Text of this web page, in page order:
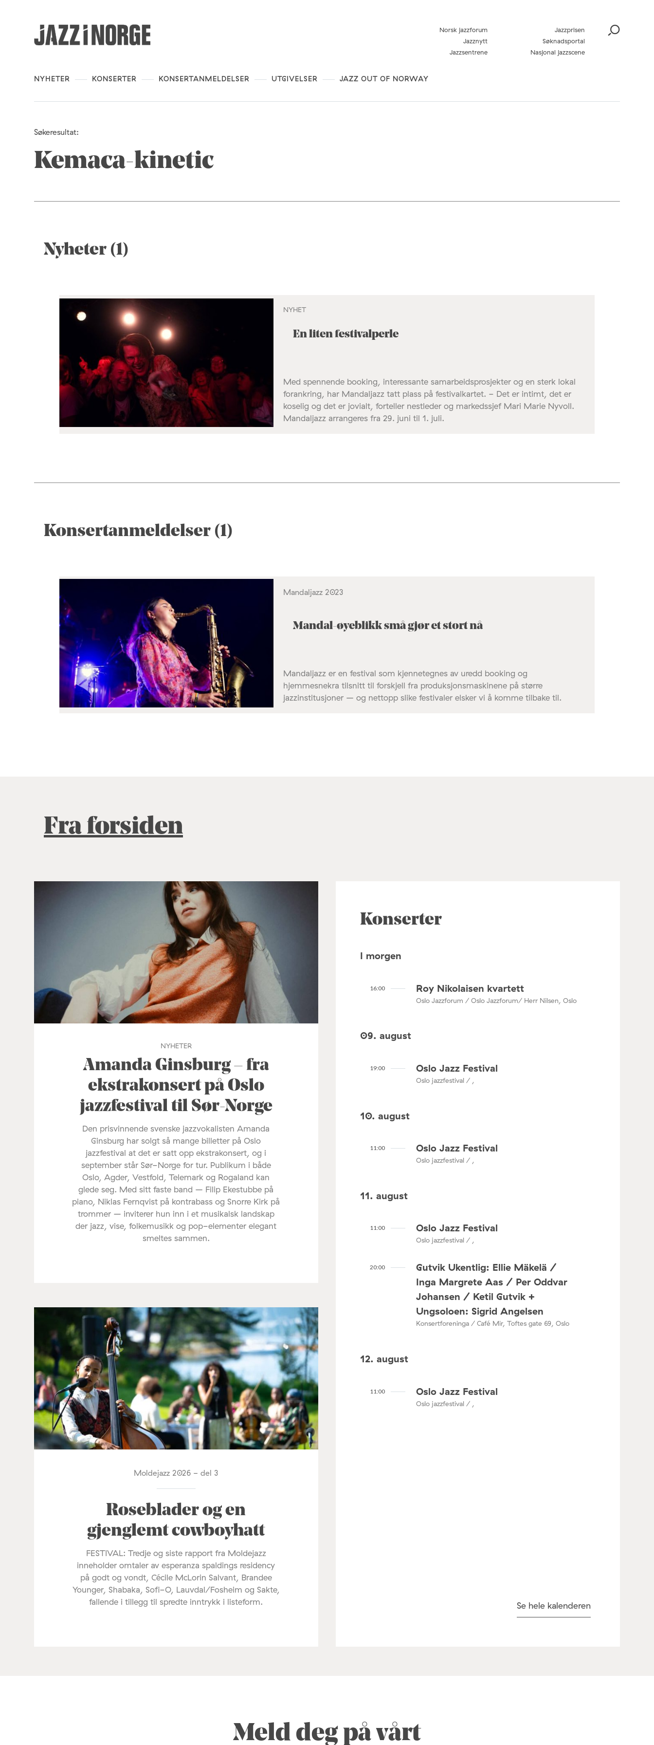
NYHETER KONSERTER KONSERTANMELDELSER UTGIVELSER JAZZ OUT OF NORWAY
Norsk jazzforum
Jazzprisen
Jazznytt
Søknadsportal
Jazzsentrene
Nasjonal jazzscene
Søkeresultat:
Kemaca-kinetic
Nyheter (1)
NYHET
En liten festivalperle
Med spennende booking, interessante samarbeidsprosjekter og en sterk lokal
forankring, har Mandaljazz tatt plass på festivalkartet. - Det er intimt, det er
koselig og det er jovialt, forteller nestleder og markedssjef Mari Marie Nyvoll.
Mandaljazz arrangeres fra 29. juni til 1. juli.
Konsertanmeldelser (1)
Mandaljazz 2023
Mandal-øyeblikk små gjør et stort nå
Mandaljazz er en festival som kjennetegnes av uredd booking og
hjemmesnekra tilsnitt til forskjell fra produksjonsmaskinene på større
jazzinstitusjoner – og nettopp slike festivaler elsker vi å komme tilbake til.
Fra forsiden
NYHETER
Amanda Ginsburg – fra
ekstrakonsert på Oslo
jazzfestival til Sør-Norge
Den prisvinnende svenske jazzvokalisten Amanda
Ginsburg har solgt så mange billetter på Oslo
jazzfestival at det er satt opp ekstrakonsert, og i
september står Sør-Norge for tur. Publikum i både
Oslo, Agder, Vestfold, Telemark og Rogaland kan
glede seg. Med sitt faste band – Filip Ekestubbe på
piano, Niklas Fernqvist på kontrabass og Snorre Kirk på
trommer – inviterer hun inn i et musikalsk landskap
der jazz, vise, folkemusikk og pop-elementer elegant
smeltes sammen.
Moldejazz 2026 - del 3
Roseblader og en
gjenglemt cowboyhatt
FESTIVAL: Tredje og siste rapport fra Moldejazz
inneholder omtaler av esperanza spaldings residency
på godt og vondt, Cécile McLorin Salvant, Brandee
Younger, Shabaka, Sofi-O, Lauvdal/Fosheim og Sakte,
fallende i tillegg til spredte inntrykk i listeform.
Konserter
I morgen
16:00 Roy Nikolaisen kvartett
Oslo Jazzforum / Oslo Jazzforum/ Herr Nilsen, Oslo
09. august
19:00 Oslo Jazz Festival
Oslo jazzfestival / ,
10. august
11:00 Oslo Jazz Festival
Oslo jazzfestival / ,
11. august
11:00 Oslo Jazz Festival
Oslo jazzfestival / ,
20:00
Gutvik Ukentlig: Ellie Mäkelä /
Inga Margrete Aas / Per Oddvar
Johansen / Ketil Gutvik +
Ungsoloen: Sigrid Angelsen
Konsertforeninga / Café Mir, Toftes gate 69, Oslo
12. august
11:00 Oslo Jazz Festival
Oslo jazzfestival / ,
Se hele kalenderen
Meld deg på vårt